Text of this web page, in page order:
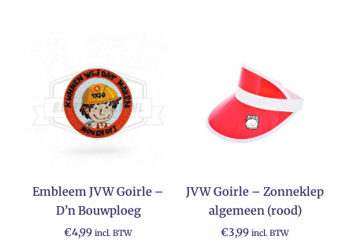
Embleem JVW Goirle –
D’n Bouwploeg
€4,99 incl. BTW
JVW Goirle – Zonneklep
algemeen (rood)
€3,99 incl. BTW